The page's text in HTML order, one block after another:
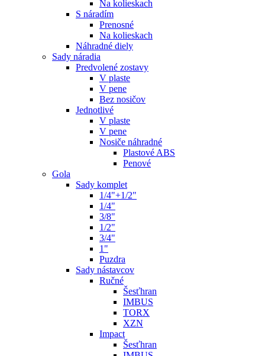
Na kolieskach
S náradím
Prenosné
Na kolieskach
Náhradné diely
Sady náradia
Predvolené zostavy
V plaste
V pene
Bez nosičov
Jednotlivé
V plaste
V pene
Nosiče náhradné
Plastové ABS
Penové
Gola
Sady komplet
1/4"+1/2"
1/4"
3/8"
1/2"
3/4"
1"
Puzdra
Sady nástavcov
Ručné
Šesťhran
IMBUS
TORX
XZN
Impact
Šesťhran